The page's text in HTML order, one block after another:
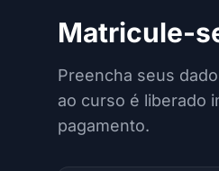
Matricule-
Preencha seus
ao curso é liberado
pagamento.